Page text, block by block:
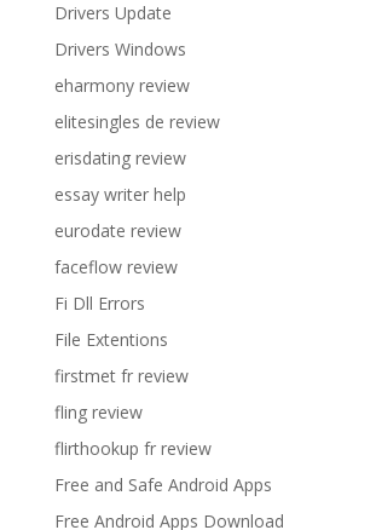
Drivers Update
Drivers Windows
eharmony review
elitesingles de review
erisdating review
essay writer help
eurodate review
faceflow review
Fi Dll Errors
File Extentions
firstmet fr review
fling review
flirthookup fr review
Free and Safe Android Apps
Free Android Apps Download